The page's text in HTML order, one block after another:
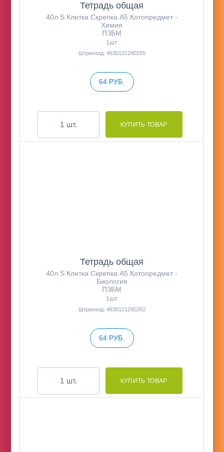
Тетрадь общая
40л S Клетка Скрепка А5 Котопредмет -
Химия
ПЗБМ
1шт
Штрихкод: 4630121290255
64 РУБ.
шт.
Тетрадь общая
40л S Клетка Скрепка А5 Котопредмет -
Биология
ПЗБМ
1шт
Штрихкод: 4630121290262
64 РУБ.
шт.